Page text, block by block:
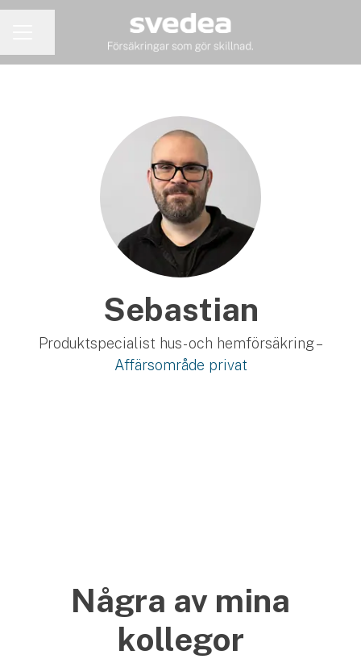
Sebastian
Produktspecialist hus- och hemförsäkring –
Affärsområde privat
Några av mina
kollegor